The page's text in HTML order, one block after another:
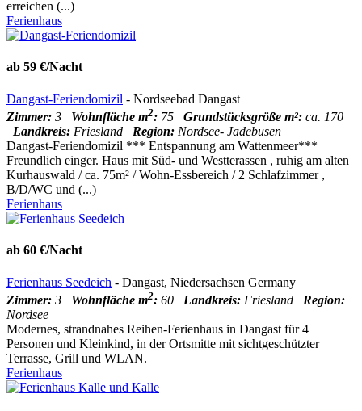
erreichen (...)
Ferienhaus
ab 59 €/Nacht
Dangast-Feriendomizil - Nordseebad Dangast
Zimmer: 3 Wohnfläche m2: 75 Grundstücksgröße m²: ca. 170
Landkreis: Friesland Region: Nordsee- Jadebusen
Dangast-Feriendomizil *** Entspannung am Wattenmeer***
Freundlich einger. Haus mit Süd- und Westterassen , ruhig am alten
Kurhauswald / ca. 75m² / Wohn-Essbereich / 2 Schlafzimmer ,
B/D/WC und (...)
Ferienhaus
ab 60 €/Nacht
Ferienhaus Seedeich - Dangast, Niedersachsen Germany
Zimmer: 3 Wohnfläche m2: 60 Landkreis: Friesland Region:
Nordsee
Modernes, strandnahes Reihen-Ferienhaus in Dangast für 4
Personen und Kleinkind, in der Ortsmitte mit sichtgeschützter
Terrasse, Grill und WLAN.
Ferienhaus